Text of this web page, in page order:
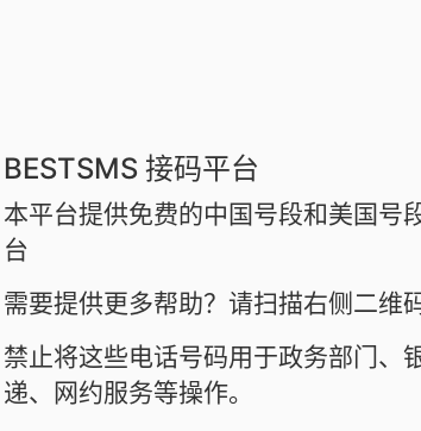
BESTSMS 接码平台
本平台提供免费的中国号段和美国号
台
需要提供更多帮助？请扫描右侧二维
禁止将这些电话号码用于政务部门、
递、网约服务等操作。